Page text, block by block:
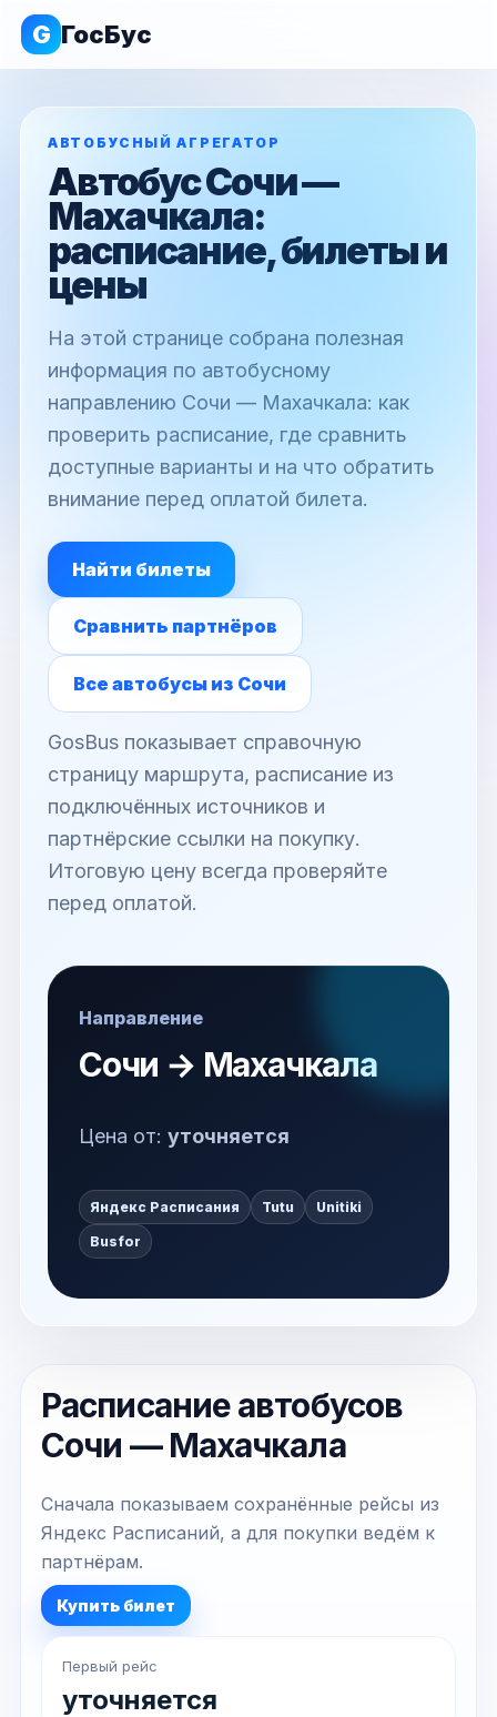
G ГосБус
АВТОБУСНЫЙ АГРЕГАТОР
Автобус Сочи —
Махачкала:
расписание, билеты и
цены
На этой странице собрана полезная
информация по автобусному
направлению Сочи — Махачкала: как
проверить расписание, где сравнить
доступные варианты и на что обратить
внимание перед оплатой билета.
Найти билеты
Сравнить партнёров
Все автобусы из Сочи
GosBus показывает справочную
страницу маршрута, расписание из
подключённых источников и
партнёрские ссылки на покупку.
Итоговую цену всегда проверяйте
перед оплатой.
Направление
Сочи → Махачкала
Цена от: уточняется
Яндекс Расписания Tutu Unitiki
Busfor
Расписание автобусов
Сочи — Махачкала
Сначала показываем сохранённые рейсы из
Яндекс Расписаний, а для покупки ведём к
партнёрам.
Купить билет
Первый рейс
уточняется